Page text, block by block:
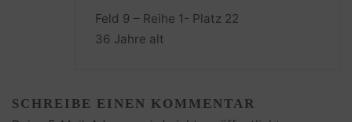
Feld 9 – Reihe 1- Platz 22
36 Jahre alt
SCHREIBE EINEN KOMMENTAR